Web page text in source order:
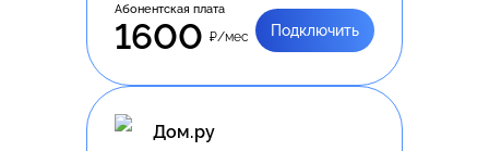
Абонентская плата
1600 ₽/мес Подключить
Дом.ру